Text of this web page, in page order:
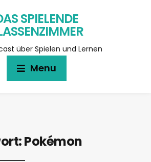
SPIELENDE
über Spielen und Lernen
Menu
Pokémon